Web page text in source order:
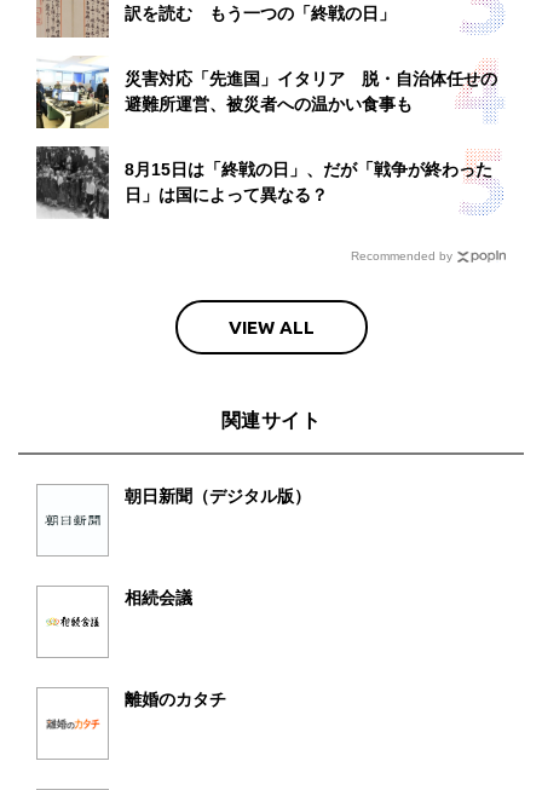
訳を読む もう一つの「終戦の日」
災害対応「先進国」イタリア 脱・自治体任せの
避難所運営、被災者への温かい食事も
8月15日は「終戦の日」、だが「戦争が終わった
日」は国によって異なる？
Recommended by
VIEW ALL
関連サイト
朝日新聞（デジタル版）
相続会議
離婚のカタチ